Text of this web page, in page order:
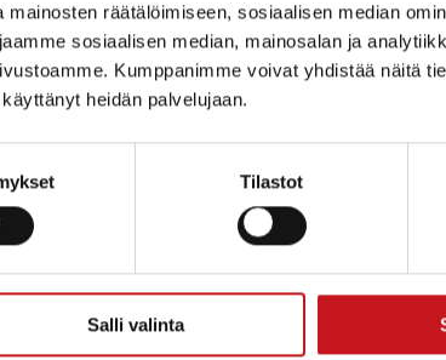
räätälöimiseen, sosiaalisen median
sosiaalisen median, mainosalan ja
Kumppanimme voivat yhdistää näitä
heidän palvelujaan.
Tilastot
Salli valinta